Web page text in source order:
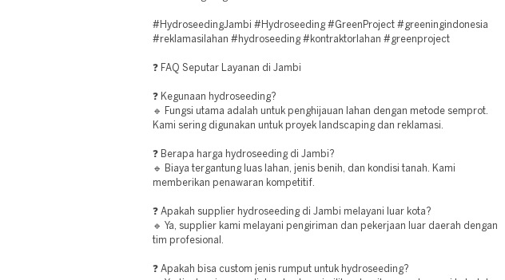
#HydroseedingJambi #Hydroseeding #GreenProject #greeningindonesia
#reklamasilahan #hydroseeding #kontraktorlahan #greenproject
❓ FAQ Seputar Layanan di Jambi
❓ Kegunaan hydroseeding?
🔹 Fungsi utama adalah untuk penghijauan lahan dengan metode semprot.
Kami sering digunakan untuk proyek landscaping dan reklamasi.
❓ Berapa harga hydroseeding di Jambi?
🔹 Biaya tergantung luas lahan, jenis benih, dan kondisi tanah. Kami
memberikan penawaran kompetitif.
❓ Apakah supplier hydroseeding di Jambi melayani luar kota?
🔹 Ya, supplier kami melayani pengiriman dan pekerjaan luar daerah dengan
tim profesional.
❓ Apakah bisa custom jenis rumput untuk hydroseeding?